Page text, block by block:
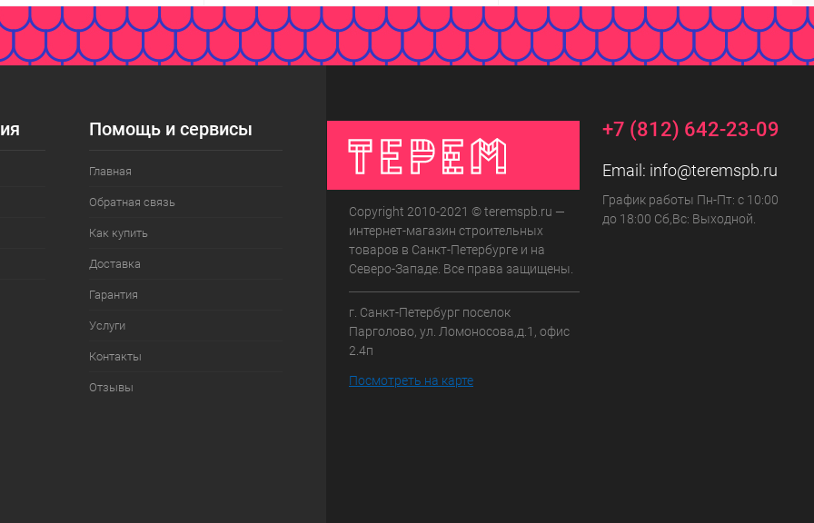
Помощь и сервисы
Главная
Обратная связь
Как купить
Доставка
Гарантия
Услуги
Контакты
Отзывы
Copyright 2010-2021 © teremspb.ru —
интернет-магазин строительных
товаров в Санкт-Петербурге и на
Северо-Западе. Все права защищены.
г. Санкт-Петербург поселок
Парголово, ул. Ломоносова,д.1, офис
2.4п
Посмотреть на карте
+7 (812) 642-23-09
Email: info@teremspb.ru
График работы Пн-Пт: с 10:00
до 18:00 Сб,Вс: Выходной.